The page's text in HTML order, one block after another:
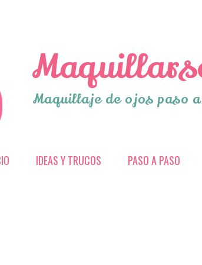
Maquillaje de ojos paso
IDEAS Y TRUCOS PASO A PASO